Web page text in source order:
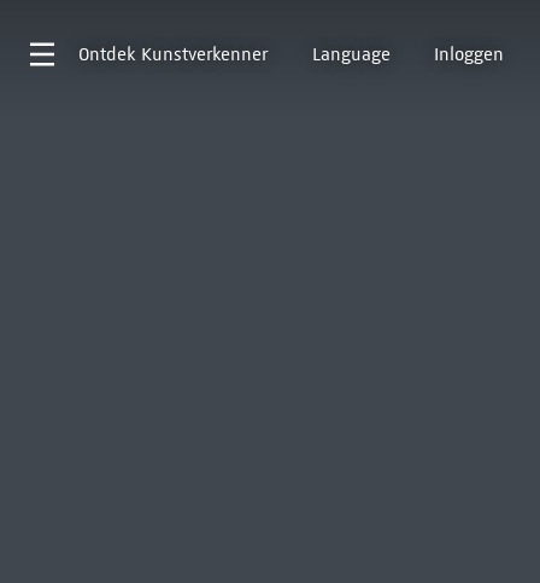
Ontdek Kunstverkenner Language Inloggen